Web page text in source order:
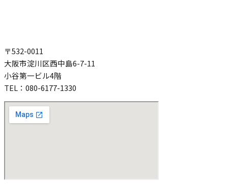
〒532-0011
大阪市淀川区西中島6-7-11
小谷第一ビル4階
TEL：080-6177-1330